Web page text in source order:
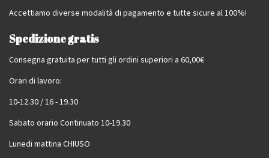
Accettiamo diverse modalità di pagamento e tutte sicure al 100%!
Spedizione gratis
Consegna gratuita per tutti gli ordini superiori a 60,00€
Orari di lavoro:
10-12.30 / 16 - 19.30
Sabato orario Continuato 10-19.30
Lunedi mattina CHIUSO